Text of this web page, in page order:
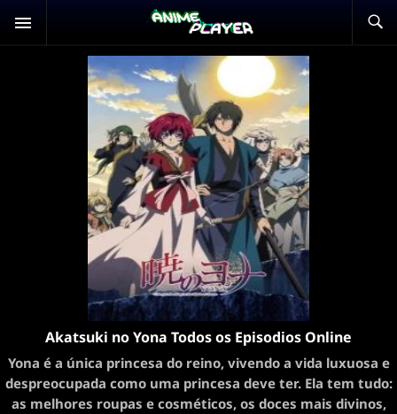
Akatsuki no Yona Todos os Episodios Online
Yona é a única princesa do reino, vivendo a vida luxuosa e
despreocupada como uma princesa deve ter. Ela tem tudo:
as melhores roupas e cosméticos, os doces mais divinos,